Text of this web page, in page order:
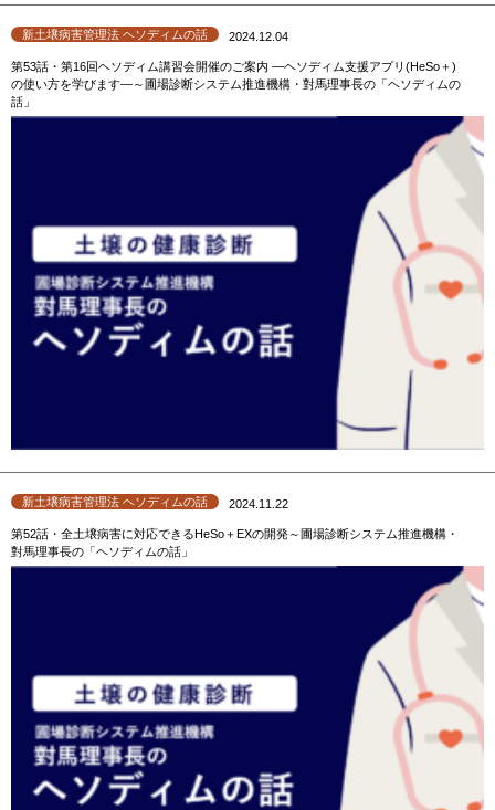
新土壌病害管理法 ヘソディムの話 2024.12.04
第53話・第16回ヘソディム講習会開催のご案内 ―ヘソディム支援アプリ(HeSo＋)
の使い方を学びます―～圃場診断システム推進機構・對馬理事長の「ヘソディムの
話」
新土壌病害管理法 ヘソディムの話 2024.11.22
第52話・全土壌病害に対応できるHeSo＋EXの開発～圃場診断システム推進機構・
對馬理事長の「ヘソディムの話」